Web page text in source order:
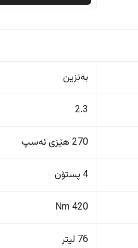
بەنزین
2.3
270 هێزی ئەسپ
4 پستۆن
420 Nm
76 لیتر